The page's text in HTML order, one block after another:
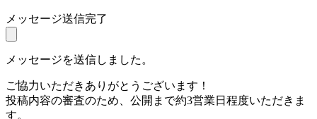
メッセージ送信完了
メッセージを送信しました。
ご協力いただきありがとうございます！
投稿内容の審査のため、公開まで約3営業日程度いただきま
す。